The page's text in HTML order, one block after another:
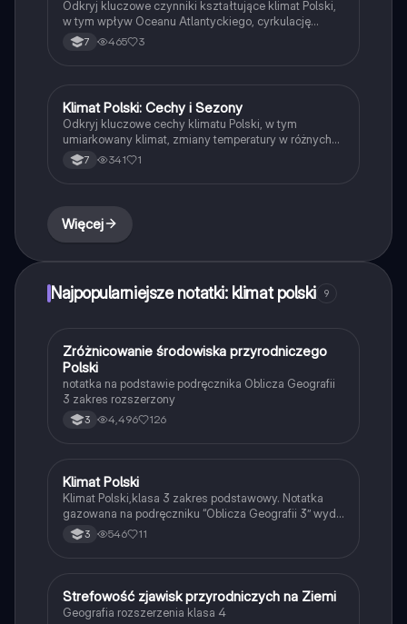
Odkryj kluczowe czynniki kształtujące klimat Polski,
w tym wpływ Oceanu Atlantyckiego, cyrkulację
atmosferyczną oraz ukształtowanie terenu. Zrozum,
jak globalne ocieplenie i lokalne warunki wpływają na
7 465 3
Geografia
Klimat Polski: Cechy i Sezony
Odkryj kluczowe cechy klimatu Polski, w tym
umiarkowany klimat, zmiany temperatury w różnych
porach roku oraz średnie opady atmosferyczne.
Materiał przeznaczony dla uczniów klasy 7,
7 341 1
Więcej
Najpopularniejsze notatki: klimat polski 9
Geografia
Zróżnicowanie środowiska przyrodniczego
Polski
notatka na podstawie podręcznika Oblicza Geografii
3 zakres rozszerzony
3 4,496 126
Geografia
Klimat Polski
Klimat Polski,klasa 3 zakres podstawowy. Notatka
gazowana na podręczniku “Oblicza Geografii 3” wyd.
Nowa Era
3 546 11
Geografia
Strefowość zjawisk przyrodniczych na Ziemi
Geografia rozszerzenia klasa 4